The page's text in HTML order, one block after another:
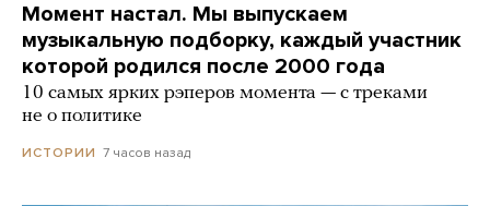
Момент настал. Мы выпускаем
музыкальную подборку, каждый участник
которой родился после 2000 года
10 самых ярких рэперов момента — с треками
не о политике
ИСТОРИИ 7 часов назад